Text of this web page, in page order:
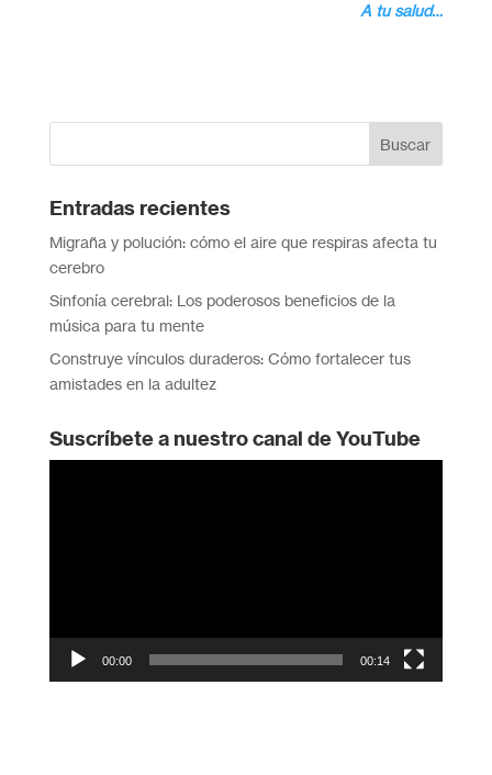
A tu salud…
Entradas recientes
Migraña y polución: cómo el aire que respiras afecta tu
cerebro
Sinfonía cerebral: Los poderosos beneficios de la
música para tu mente
Construye vínculos duraderos: Cómo fortalecer tus
amistades en la adultez
Suscríbete a nuestro canal de YouTube
00:00 00:14